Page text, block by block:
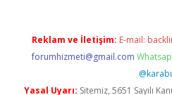
Reklam ve İletişim: E-mail:
forumhizmeti@gmail.com
Yasal Uyarı: Sitemiz, 5651 Sayılı